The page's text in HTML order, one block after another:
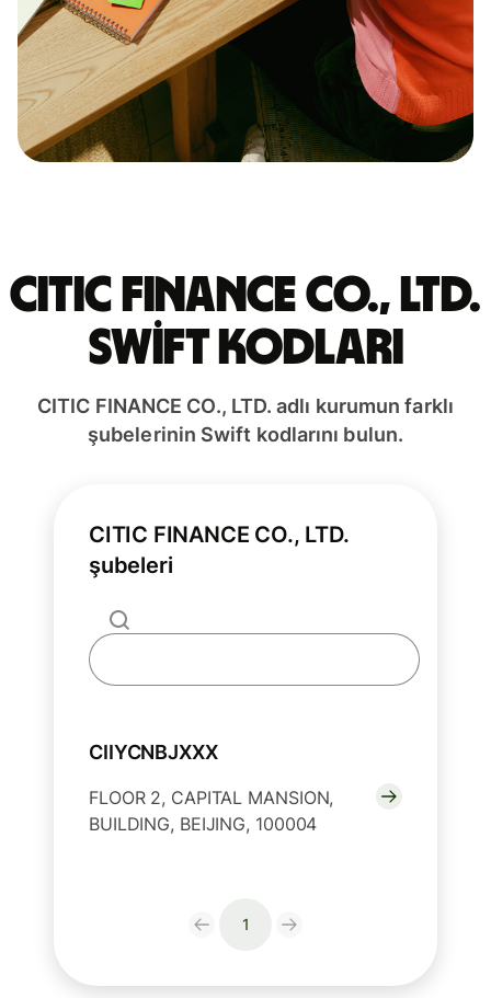
CITIC FINANCE CO., LTD.
Swift kodları
CITIC FINANCE CO., LTD. adlı kurumun farklı
şubelerinin Swift kodlarını bulun.
CITIC FINANCE CO., LTD.
şubeleri
CIIYCNBJXXX
FLOOR 2, CAPITAL MANSION,
BUILDING, BEIJING, 100004
1